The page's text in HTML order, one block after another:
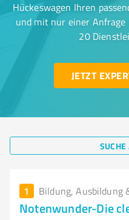
Hückeswagen Ihren
und mit nur einer Anfrage
20
JETZT
1 Bildung, Ausbildung
Notenwunder-Die